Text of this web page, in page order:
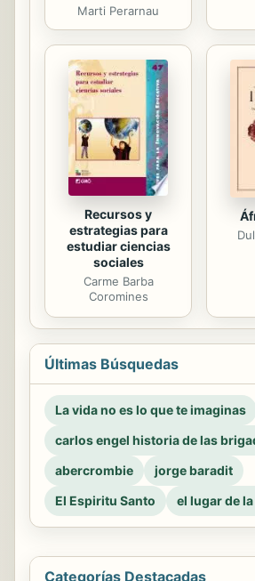
Marti Perarnau
Recursos y
estrategias para
estudiar ciencias
sociales
Carme Barba
Coromines
Últimas Búsquedas
La vida no es lo que te imaginas
carlos engel historia de las
abercrombie
jorge baradit
El Espiritu Santo
el lugar de
Categorías Destacadas